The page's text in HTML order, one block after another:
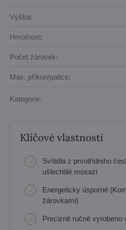
Výška:
Hmotnost:
Počet žárovek:
Max. příkon/patice:
Kategorie:
Klíčové vlastnosti
Svítidla z prvotřídního
ušlechtilé mosazi
Energeticky úsporné
žárovkami)
Precizně ručně vyrobeno